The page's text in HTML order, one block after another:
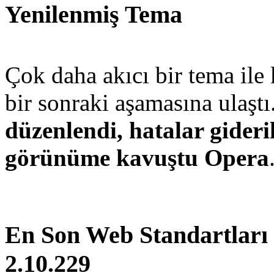
Yenilenmiş Tema
Çok daha akıcı bir tema ile
bir sonraki aşamasına
düzenlendi, hatalar
görünüme kavuştu Opera
En Son Web
2.10.229